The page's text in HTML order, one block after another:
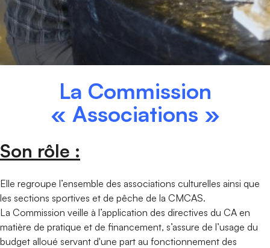
La Commission
« Associations »
Son rôle :
Elle regroupe l’ensemble des associations culturelles ainsi que
les sections sportives et de pêche de la CMCAS.
La Commission veille à l’application des directives du CA en
matière de pratique et de financement, s’assure de l’usage du
budget alloué servant d'une part au fonctionnement des